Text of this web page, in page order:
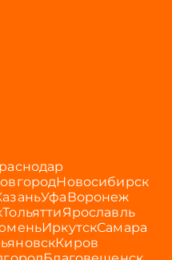
Новосибирск
УфаВоронеж
ТольяттиЯрославль
ИркутскСамара
Киров